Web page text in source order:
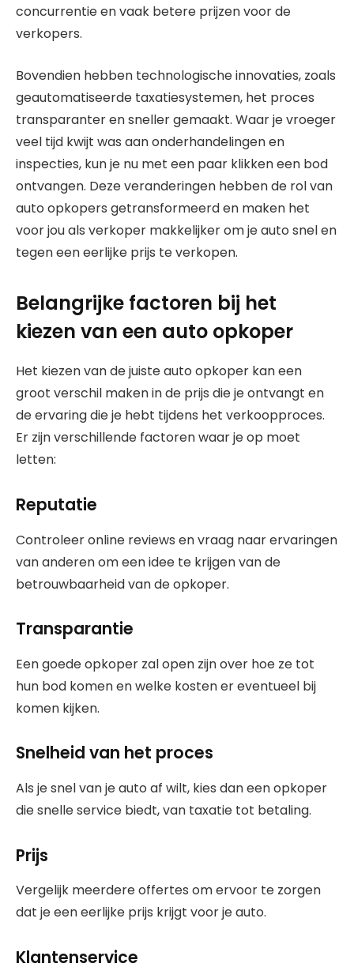
concurrentie en vaak betere prijzen voor de
verkopers.
Bovendien hebben technologische innovaties, zoals
geautomatiseerde taxatiesystemen, het proces
transparanter en sneller gemaakt. Waar je vroeger
veel tijd kwijt was aan onderhandelingen en
inspecties, kun je nu met een paar klikken een bod
ontvangen. Deze veranderingen hebben de rol van
auto opkopers getransformeerd en maken het
voor jou als verkoper makkelijker om je auto snel en
tegen een eerlijke prijs te verkopen.
Belangrijke factoren bij het
kiezen van een auto opkoper
Het kiezen van de juiste auto opkoper kan een
groot verschil maken in de prijs die je ontvangt en
de ervaring die je hebt tijdens het verkoopproces.
Er zijn verschillende factoren waar je op moet
letten:
Reputatie
Controleer online reviews en vraag naar ervaringen
van anderen om een idee te krijgen van de
betrouwbaarheid van de opkoper.
Transparantie
Een goede opkoper zal open zijn over hoe ze tot
hun bod komen en welke kosten er eventueel bij
komen kijken.
Snelheid van het proces
Als je snel van je auto af wilt, kies dan een opkoper
die snelle service biedt, van taxatie tot betaling.
Prijs
Vergelijk meerdere offertes om ervoor te zorgen
dat je een eerlijke prijs krijgt voor je auto.
Klantenservice